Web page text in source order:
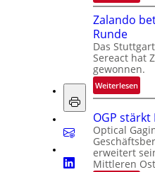
I
n
e
r
n
a
t
i
o
n
a
Zalando
Runde
Das
Sereact hat
gewonnen.
Weiterlesen:
Z
a
l
a
n
d
OGP stärkt
Optical
erweitert
Mittleren